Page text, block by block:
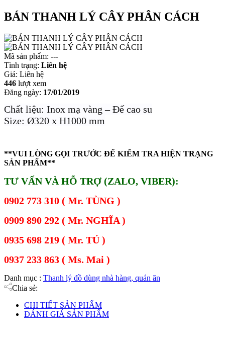
BÁN THANH LÝ CÂY PHÂN CÁCH
Mã sản phẩm: ---
Tình trạng: Liên hệ
Giá: Liên hệ
446 lượt xem
Đăng ngày: 17/01/2019
Chất liệu: Inox mạ vàng – Đế cao su
Size: Ø320 x H1000 mm
**VUI LÒNG GỌI TRƯỚC ĐỂ KIỂM TRA HIỆN TRẠNG
SẢN PHẨM**
TƯ VẤN VÀ HỖ TRỢ (ZALO, VIBER):
0902 773 310 ( Mr. TÙNG )
0909 890 292 ( Mr. NGHĨA )
0935 698 219 ( Mr. TÚ )
0937 233 863 ( Ms. Mai )
Danh mục : Thanh lý đồ dùng nhà hàng, quán ăn
Chia sẻ:
CHI TIẾT SẢN PHẨM
ĐÁNH GIÁ SẢN PHẨM